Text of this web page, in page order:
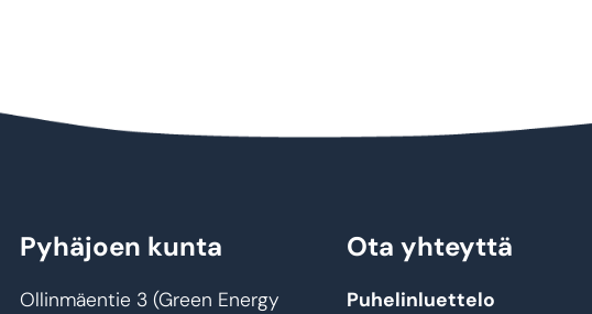
Pyhäjoen kunta
Ollinmäentie 3 (Green Energy
Ota yhteyttä
Puhelinluettelo